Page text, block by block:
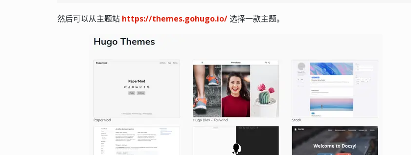
然后可以从主题站 https://themes.gohugo.io/选择一款主题。